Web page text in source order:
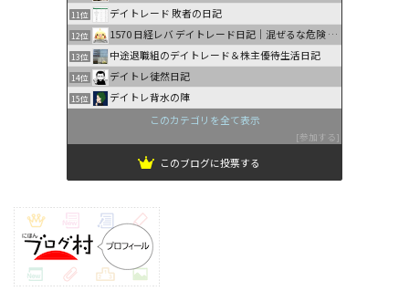
11位 デイトレード 敗者の日記
12位 1570 日経レバ デイトレード日記｜混ぜるな危険 …
13位 中途退職組のデイトレード＆株主優待生活日記
14位 デイトレ徒然日記
15位
デイトレ背水の陣
このカテゴリを全て表示
参加する
このブログに投票する